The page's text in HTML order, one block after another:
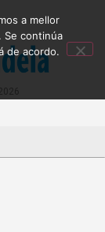
a mellor
Se continúa
de acordo.